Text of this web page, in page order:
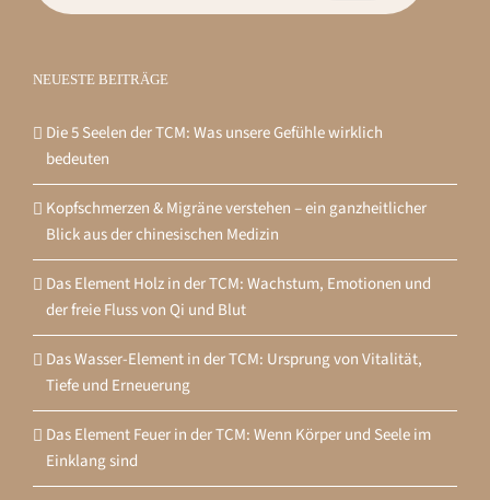
NEUESTE BEITRÄGE
Die 5 Seelen der TCM: Was unsere Gefühle wirklich
bedeuten
Kopfschmerzen & Migräne verstehen – ein ganzheitlicher
Blick aus der chinesischen Medizin
Das Element Holz in der TCM: Wachstum, Emotionen und
der freie Fluss von Qi und Blut
Das Wasser-Element in der TCM: Ursprung von Vitalität,
Tiefe und Erneuerung
Das Element Feuer in der TCM: Wenn Körper und Seele im
Einklang sind